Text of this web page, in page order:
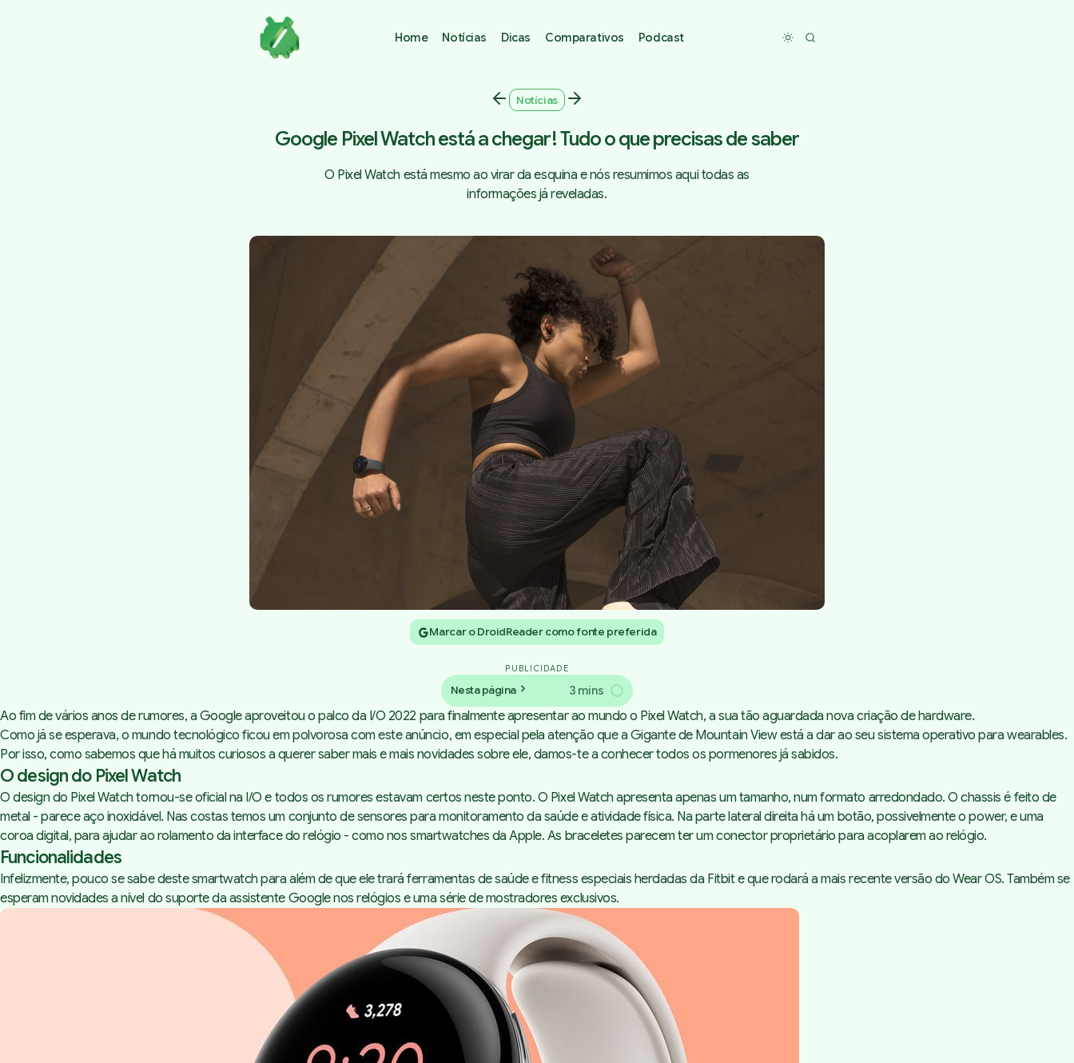
Home Notícias Dicas Comparativos Podcast Toggle dark mode
Notícias
Google Pixel Watch está a chegar! Tudo o que precisas de saber
O Pixel Watch está mesmo ao virar da esquina e nós resumimos aqui todas as
informações já reveladas.
Marcar o DroidReader como fonte preferida
PUBLICIDADE
Nesta página 3 mins
Ao fim de vários anos de rumores, a Google aproveitouo palco da I/O 2022para finalmente apresentar ao mundo o Pixel Watch, a sua tão aguardada nova criação de hardware.
Como já se esperava, o mundo tecnológico ficou em polvorosa com este anúncio, em especial pela atenção que a Gigante de Mountain View está a dar ao seu sistema operativo para wearables.
Por isso, como sabemos que há muitos curiosos a querer saber mais e mais novidades sobre ele, damos-te a conhecer todos os pormenores já sabidos.
O design do Pixel Watch
O design do Pixel Watch tornou-se oficial na I/O e todos os rumores estavam certos neste ponto. O Pixel Watch apresenta apenas um tamanho, num formato arredondado. O chassis é feito de
metal - parece aço inoxidável. Nas costas temos um conjunto de sensores para monitoramento da saúde e atividade física. Na parte lateral direita há um botão, possivelmente o power, e uma
coroa digital, para ajudar ao rolamento da interface do relógio - como nos smartwatches da Apple. As braceletes parecem ter um conector proprietário para acoplarem ao relógio.
Funcionalidades
Infelizmente, pouco se sabe deste smartwatch para além de que ele trará ferramentas de saúde e fitness especiais herdadas da Fitbit e que rodará a mais recente versão do Wear OS. Também se
esperam novidades a nível do suporte da assistente Google nos relógios e uma série de mostradores exclusivos.